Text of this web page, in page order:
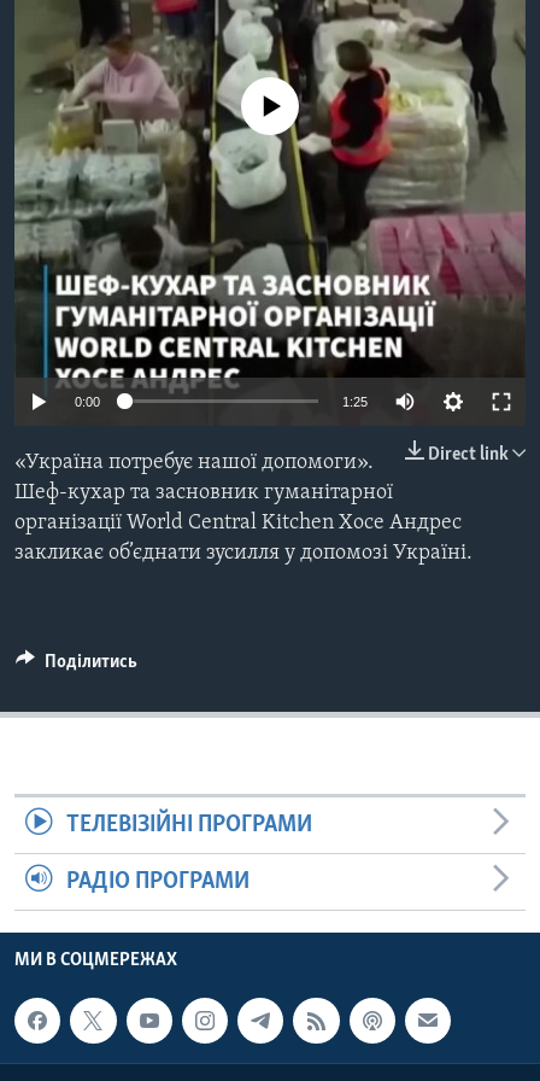
СУСПІЛЬСТВО
ЕКОНОМІКА
ІСТОРІЇ УСПІХУ УКРАЇНЦІВ
ТЕЛЕПРОГРАМИ
ЧАС-TIME
БРИФІНГ ГОЛОСУ АМЕРИКИ
СТУДІЯ ВАШИНГТОН
ВІКНО В АМЕРИКУ
ПРАЙМ-ТАЙМ
ПОГЛЯД З ВАШИНГТОНА
ENGLISH
Learning English
МИ В СОЦМЕРЕЖАХ
Мови
No media source currently available
0:00 1:25
Direct link
«Україна потребує нашої допомоги».
Шеф-кухар та засновник гуманітарної
організації World Central Kitchen Хосе Андрес
закликає об’єднати зусилля у допомозі Україні.
Поділитись
ТЕЛЕВІЗІЙНІ ПРОГРАМИ
РАДІО ПРОГРАМИ
МИ В СОЦМЕРЕЖАХ